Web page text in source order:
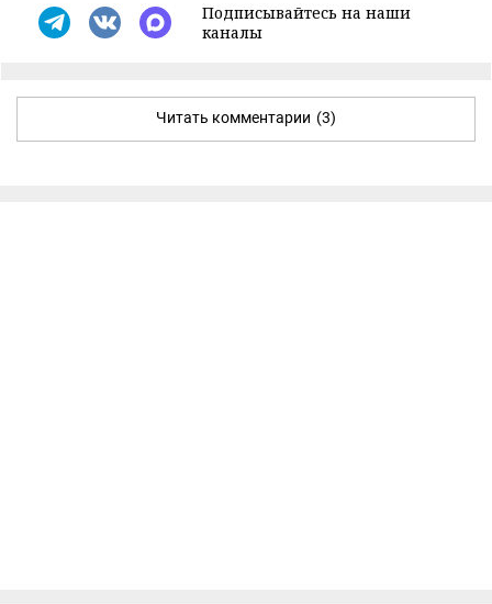
Подписывайтесь на наши
каналы
Читать комментарии (3)